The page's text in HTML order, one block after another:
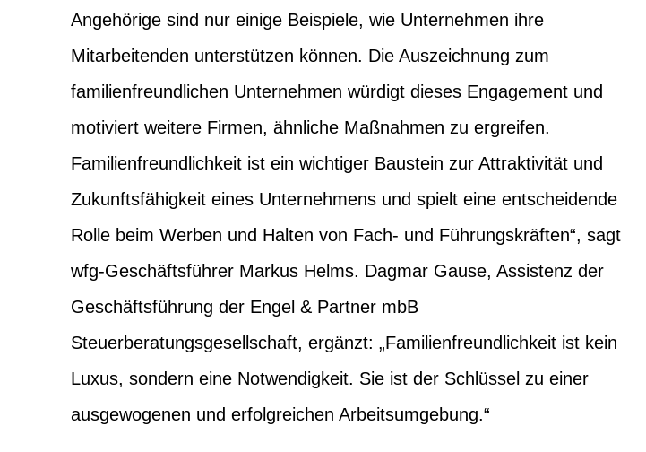
Angehörige sind nur einige Beispiele, wie Unternehmen ihre
Mitarbeitenden unterstützen können. Die Auszeichnung zum
familienfreundlichen Unternehmen würdigt dieses Engagement und
motiviert weitere Firmen, ähnliche Maßnahmen zu ergreifen.
Familienfreundlichkeit ist ein wichtiger Baustein zur Attraktivität und
Zukunftsfähigkeit eines Unternehmens und spielt eine entscheidende
Rolle beim Werben und Halten von Fach- und Führungskräften“, sagt
wfg-Geschäftsführer Markus Helms. Dagmar Gause, Assistenz der
Geschäftsführung der Engel & Partner mbB
Steuerberatungsgesellschaft, ergänzt: „Familienfreundlichkeit ist kein
Luxus, sondern eine Notwendigkeit. Sie ist der Schlüssel zu einer
ausgewogenen und erfolgreichen Arbeitsumgebung.“